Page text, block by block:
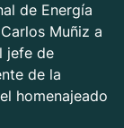
de Energía
Muñiz a
jefe de
de la
homenajeado